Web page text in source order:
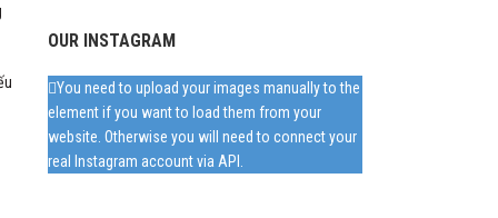
OUR INSTAGRAM
You need to upload your images manually to the
element if you want to load them from your
website. Otherwise you will need to connect your
real Instagram account via API.